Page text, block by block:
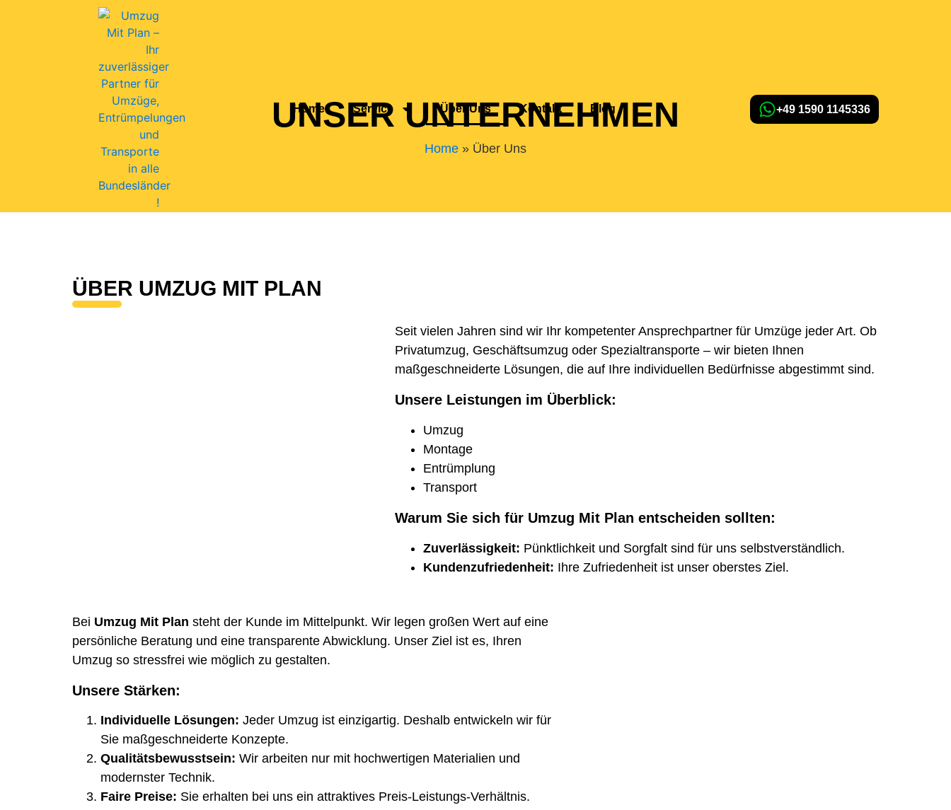
Home Service Über Uns Kontakt Blog +49 1590 1145336
UNSER UNTERNEHMEN
Home » Über Uns
ÜBER UMZUG MIT PLAN
Seit vielen Jahren sind wir Ihr kompetenter Ansprechpartner für Umzüge jeder Art. Ob
Privatumzug, Geschäftsumzug oder Spezialtransporte – wir bieten Ihnen
maßgeschneiderte Lösungen, die auf Ihre individuellen Bedürfnisse abgestimmt sind.
Unsere Leistungen im Überblick:
Umzug
Montage
Entrümplung
Transport
Warum Sie sich für Umzug Mit Plan entscheiden sollten:
Zuverlässigkeit: Pünktlichkeit und Sorgfalt sind für uns selbstverständlich.
Kundenzufriedenheit: Ihre Zufriedenheit ist unser oberstes Ziel.
Bei Umzug Mit Plan steht der Kunde im Mittelpunkt. Wir legen großen Wert auf eine
persönliche Beratung und eine transparente Abwicklung. Unser Ziel ist es, Ihren
Umzug so stressfrei wie möglich zu gestalten.
Unsere Stärken:
Individuelle Lösungen: Jeder Umzug ist einzigartig. Deshalb entwickeln wir für
Sie maßgeschneiderte Konzepte.
Qualitätsbewusstsein: Wir arbeiten nur mit hochwertigen Materialien und
modernster Technik.
Faire Preise: Sie erhalten bei uns ein attraktives Preis-Leistungs-Verhältnis.